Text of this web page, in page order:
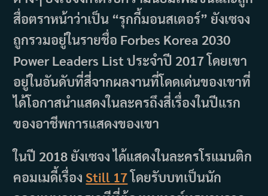
สื่อตราหน้าว่าเป็น “รุกกี้มอนสเตอร์” ยังเซจง
ถูกรวมอยู่ในรายชื่อ Forbes Korea 2030
Power Leaders List ประจำปี 2017 โดยเขา
อยู่ในอันดับที่สี่จากผลงานที่โดดเด่นของเขาที่
ได้โอกาสนำแสดงในละครถึงสี่เรื่องในปีแรก
ของอาชีพการแสดงของเขา
ในปี 2018 ยังเซจง ได้แสดงในละครโรแมนติก
คอมเมดี้เรื่อง Still 17โดยรับบทเป็นนัก